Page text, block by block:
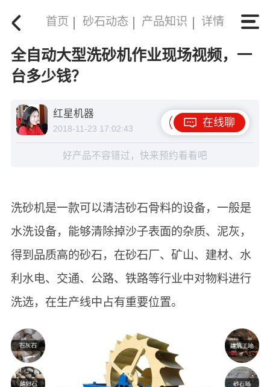
首页 砂石动态 产品知识 详情
全自动大型洗砂机作业现场视频，一
台多少钱？
红星机器
2018-11-23 17:02:43
在线聊
好产品不容错过，快来预约看看吧
洗砂机是一款可以清洁砂石骨料的设备，一般是
水洗设备，能够清除掉沙子表面的杂质、泥灰，
得到品质高的砂石，在砂石厂、矿山、建材、水
利水电、交通、公路、铁路等行业中对物料进行
洗选，在生产线中占有重要位置。